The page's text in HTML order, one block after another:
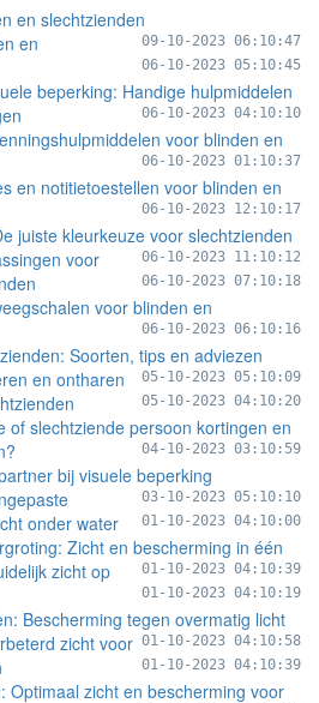
en slechtzienden
09-10-2023 06:10:47
en
06-10-2023 05:10:45
beperking: Handige hulpmiddelen
06-10-2023 04:10:10
voor blinden en
06-10-2023 01:10:37
en notitietoestellen voor blinden en
06-10-2023 12:10:17
juiste kleurkeuze voor slechtzienden
06-10-2023 11:10:12
voor
06-10-2023 07:10:18
voor blinden en
06-10-2023 06:10:16
Soorten, tips en adviezen
05-10-2023 05:10:09
en ontharen
05-10-2023 04:10:20
of slechtziende persoon kortingen en
04-10-2023 03:10:59
bij visuele beperking
03-10-2023 05:10:10
onder water
01-10-2023 04:10:00
Zicht en bescherming in één
01-10-2023 04:10:39
zicht op
01-10-2023 04:10:19
Bescherming tegen overmatig licht
01-10-2023 04:10:58
zicht voor
01-10-2023 04:10:39
Optimaal zicht en bescherming voor